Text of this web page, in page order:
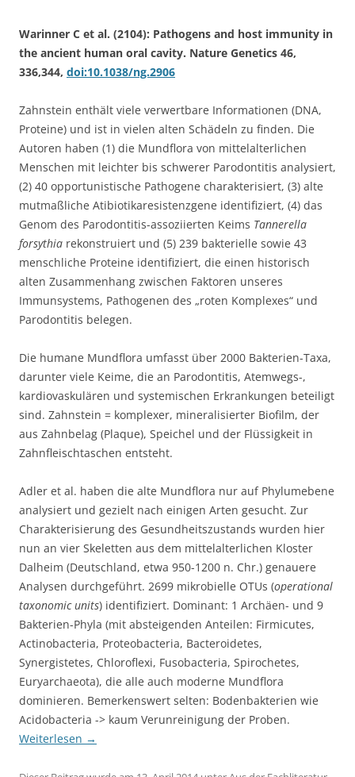
Warinner C et al. (2104): Pathogens and host immunity in
the ancient human oral cavity. Nature Genetics 46,
336,344, doi:10.1038/ng.2906
Zahnstein enthält viele verwertbare Informationen (DNA,
Proteine) und ist in vielen alten Schädeln zu finden. Die
Autoren haben (1) die Mundflora von mittelalterlichen
Menschen mit leichter bis schwerer Parodontitis analysiert,
(2) 40 opportunistische Pathogene charakterisiert, (3) alte
mutmaßliche Atibiotikaresistenzgene identifiziert, (4) das
Genom des Parodontitis-assoziierten Keims Tannerella
forsythia rekonstruiert und (5) 239 bakterielle sowie 43
menschliche Proteine identifiziert, die einen historisch
alten Zusammenhang zwischen Faktoren unseres
Immunsystems, Pathogenen des „roten Komplexes“ und
Parodontitis belegen.
Die humane Mundflora umfasst über 2000 Bakterien-Taxa,
darunter viele Keime, die an Parodontitis, Atemwegs-,
kardiovaskulären und systemischen Erkrankungen beteiligt
sind. Zahnstein = komplexer, mineralisierter Biofilm, der
aus Zahnbelag (Plaque), Speichel und der Flüssigkeit in
Zahnfleischtaschen entsteht.
Adler et al. haben die alte Mundflora nur auf Phylumebene
analysiert und gezielt nach einigen Arten gesucht. Zur
Charakterisierung des Gesundheitszustands wurden hier
nun an vier Skeletten aus dem mittelalterlichen Kloster
Dalheim (Deutschland, etwa 950-1200 n. Chr.) genauere
Analysen durchgeführt. 2699 mikrobielle OTUs (operational
taxonomic units) identifiziert. Dominant: 1 Archäen- und 9
Bakterien-Phyla (mit absteigenden Anteilen: Firmicutes,
Actinobacteria, Proteobacteria, Bacteroidetes,
Synergistetes, Chloroflexi, Fusobacteria, Spirochetes,
Euryarchaeota), die alle auch moderne Mundflora
dominieren. Bemerkenswert selten: Bodenbakterien wie
Acidobacteria -> kaum Verunreinigung der Proben.
Weiterlesen →